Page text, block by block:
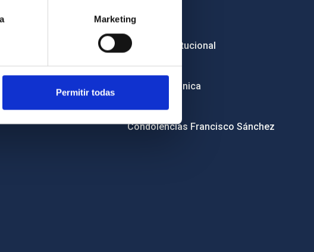
Marketing
Permitir todas
Licitaciones
Imagen institucional
RSS
Sede electrónica
Canal ético
Condolencias Francisco Sánchez